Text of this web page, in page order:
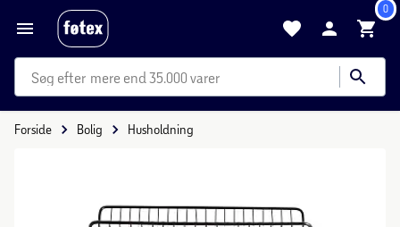
0
mere end 35.000 varer
Forside Bolig Husholdning